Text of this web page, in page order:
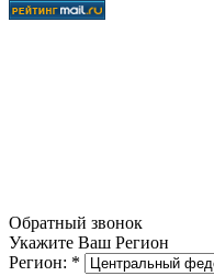
Обратный звонок
Укажите Ваш Регион
Регион: *